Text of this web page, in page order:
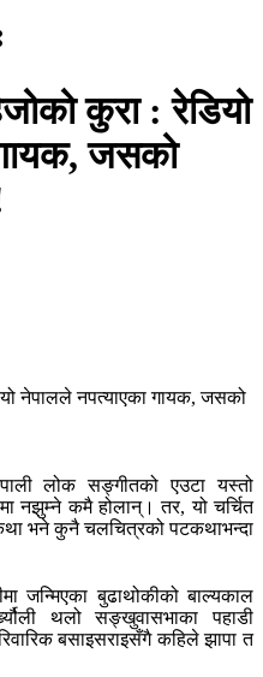
कुरा : रेडियो
जसको
लोक सङ्गीतको एउटा यस्तो
नझुम्ने कमै होलान्। तर, यो चर्चित
भने कुनै चलचित्रको पटकथाभन्दा
जन्मिएका बुढाथोकीको बाल्यकाल
थलो सङ्खुवासभाका पहाडी
बसाइसराइसँगै कहिले झापा त